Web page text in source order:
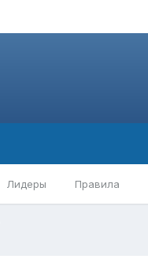
Лидеры Правила